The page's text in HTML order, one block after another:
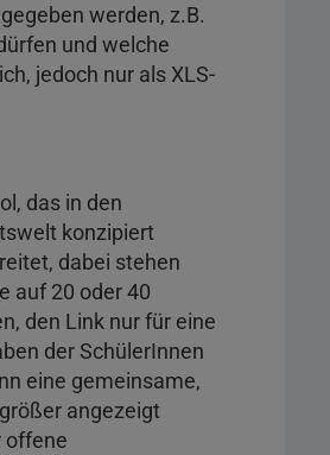
werden, z.B.
und welche
jedoch nur als XLS-
das in den
konzipiert
dabei stehen
auf 20 oder 40
den Link nur für eine
der SchülerInnen
eine gemeinsame,
angezeigt
offene